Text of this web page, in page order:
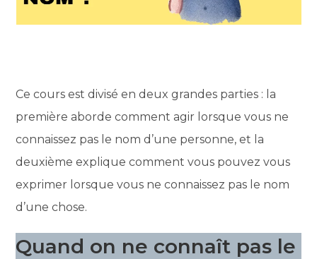
Ce cours est divisé en deux grandes parties : la
première aborde comment agir lorsque vous ne
connaissez pas le nom d’une personne, et la
deuxième explique comment vous pouvez vous
exprimer lorsque vous ne connaissez pas le nom
d’une chose.
Quand on ne connaît pas le